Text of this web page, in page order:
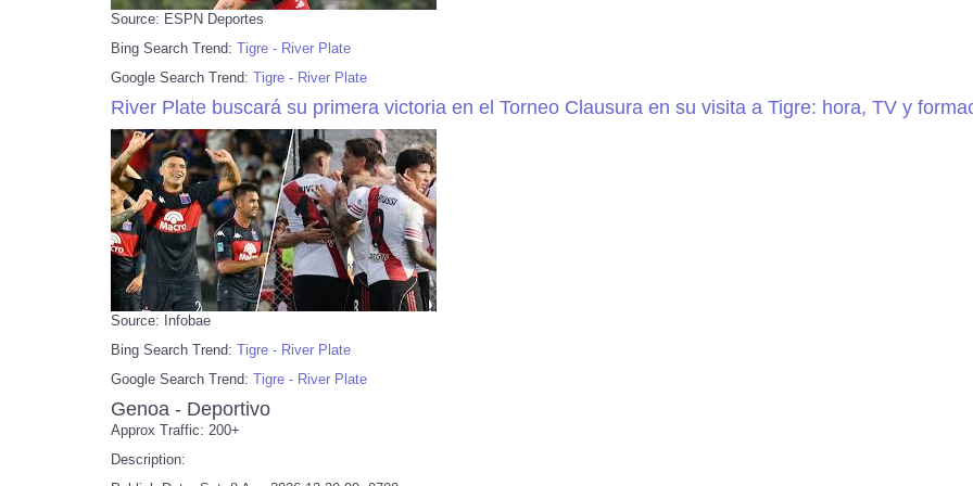
Source: ESPN Deportes
Bing Search Trend: Tigre - River Plate
Google Search Trend: Tigre - River Plate
River Plate buscará su primera victoria en el Torneo Clausura en su visita a Tigre: hora, TV y
Source: Infobae
Bing Search Trend: Tigre - River Plate
Google Search Trend: Tigre - River Plate
Genoa - Deportivo
Approx Traffic: 200+
Description: